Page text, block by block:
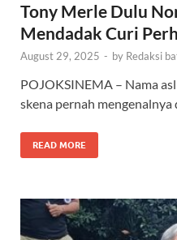
Tony Merle Dulu
Mendadak Curi
August 29, 2025 - by Redaksi
POJOKSINEMA – Nama
skena pernah mengenalnya
READ MORE